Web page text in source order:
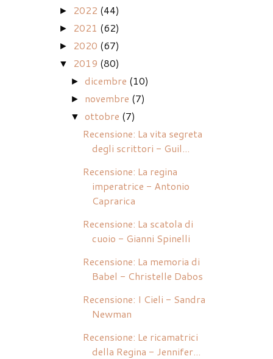
► 2022 (44)
► 2021 (62)
► 2020 (67)
▼ 2019 (80)
►dicembre (10)
► novembre (7)
▼ ottobre (7)
Recensione: La vita segreta
degli scrittori - Guil...
Recensione: La regina
imperatrice - Antonio
Caprarica
Recensione: La scatola di
cuoio - Gianni Spinelli
Recensione: La memoria di
Babel - Christelle Dabos
Recensione: I Cieli - Sandra
Newman
Recensione: Le ricamatrici
della Regina - Jennifer...